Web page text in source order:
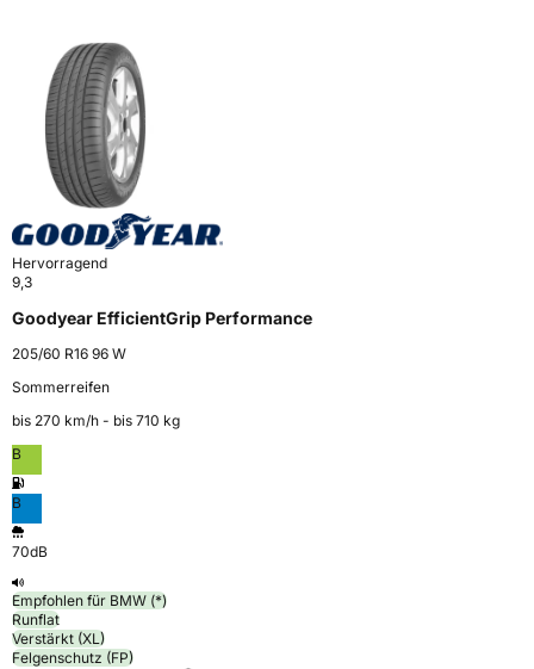
Hervorragend
9,3
Goodyear EfficientGrip Performance
205/60 R16 96 W
Sommerreifen
bis 270 km⁠/⁠h - bis 710 kg
B
B
70dB
Empfohlen für BMW (*)
Runflat
Verstärkt (XL)
Felgenschutz (FP)